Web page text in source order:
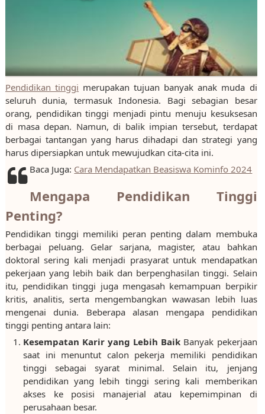
Pendidikan tinggi merupakan tujuan banyak anak muda di
seluruh dunia, termasuk Indonesia. Bagi sebagian besar
orang, pendidikan tinggi menjadi pintu menuju kesuksesan
di masa depan. Namun, di balik impian tersebut, terdapat
berbagai tantangan yang harus dihadapi dan strategi yang
harus dipersiapkan untuk mewujudkan cita-cita ini.
Baca Juga: Cara Mendapatkan Beasiswa Kominfo 2024
Mengapa Pendidikan Tinggi
Penting?
Pendidikan tinggi memiliki peran penting dalam membuka
berbagai peluang. Gelar sarjana, magister, atau bahkan
doktoral sering kali menjadi prasyarat untuk mendapatkan
pekerjaan yang lebih baik dan berpenghasilan tinggi. Selain
itu, pendidikan tinggi juga mengasah kemampuan berpikir
kritis, analitis, serta mengembangkan wawasan lebih luas
mengenai dunia. Beberapa alasan mengapa pendidikan
tinggi penting antara lain:
Kesempatan Karir yang Lebih Baik Banyak pekerjaan
saat ini menuntut calon pekerja memiliki pendidikan
tinggi sebagai syarat minimal. Selain itu, jenjang
pendidikan yang lebih tinggi sering kali memberikan
akses ke posisi manajerial atau kepemimpinan di
perusahaan besar.